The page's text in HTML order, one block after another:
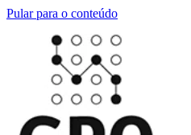
Pular para o conteúdo